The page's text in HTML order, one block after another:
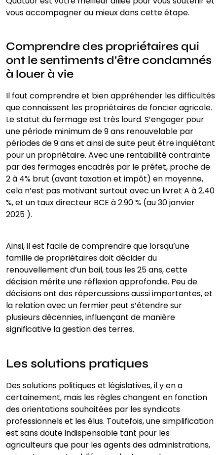
vous accompagner au mieux dans cette étape.
Comprendre des propriétaires qui
ont le sentiments d’être condamnés
à louer à vie
Il faut comprendre et bien appréhender les difficultés
que connaissent les propriétaires de foncier agricole.
Le statut du fermage est très lourd. S’engager pour
une période minimum de 9 ans renouvelable par
périodes de 9 ans et ainsi de suite peut être inquiétant
pour un propriétaire. Avec une rentabilité contrainte
par des fermages encadrés par le préfet, proche de
2 à 4% brut (avant taxation et impôt) en moyenne,
cela n’est pas motivant surtout avec un livret A à 2.40
%, et un taux directeur BCE à 2.90 % (au 30 janvier
2025 ).
Ainsi, il est facile de comprendre que lorsqu’une
famille de propriétaires doit décider du
renouvellement d’un bail, tous les 25 ans, cette
décision mérite une réflexion approfondie. Peu de
décisions ont des répercussions aussi importantes, et
la relation avec un fermier peut s’étendre sur
plusieurs décennies, influençant de manière
significative la gestion des terres.
Les solutions pratiques
Des solutions politiques et législatives, il y en a
certainement, mais les règles changent en fonction
des orientations souhaitées par les syndicats
professionnels et les élus. Toutefois, une simplification
est sans doute indispensable tant pour les
agriculteurs que pour les agents des administrations,